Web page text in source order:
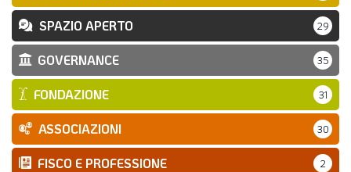
SPAZIO APERTO 29
GOVERNANCE 35
FONDAZIONE 31
ASSOCIAZIONI 30
FISCO E PROFESSIONE 2